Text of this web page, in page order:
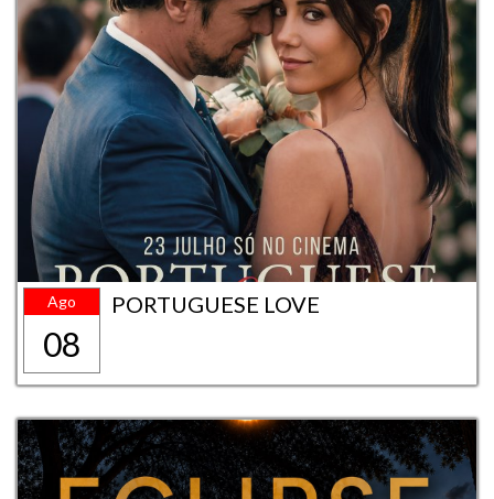
Ago
08
PORTUGUESE LOVE